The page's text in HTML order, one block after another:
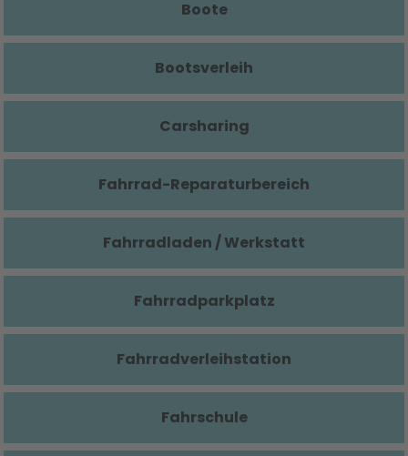
Boote
Bootsverleih
Carsharing
Fahrrad-Reparaturbereich
Fahrradladen / Werkstatt
Fahrradparkplatz
Fahrradverleihstation
Fahrschule